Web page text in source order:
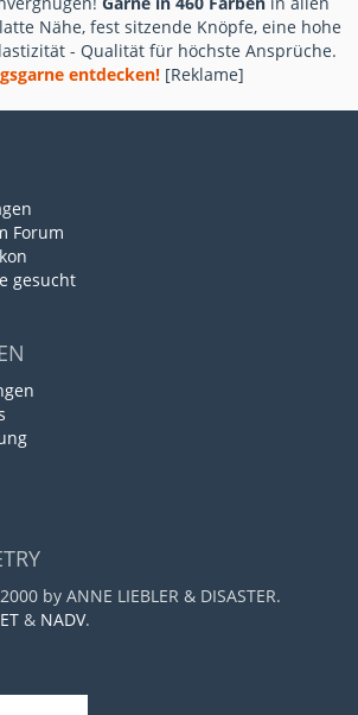
Nähe, fest sitzende Knöpfe, eine hohe
- Qualität für höchste Ansprüche.
entdecken! [Reklame]
Forum
gesucht
by ANNE LIEBLER & DISASTER.
& NADV.